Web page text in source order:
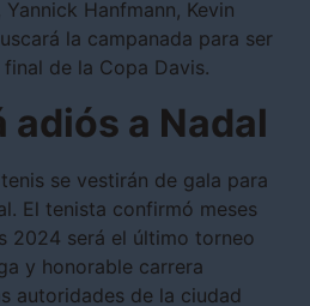
Hanfmann, Kevin
la campanada para ser
de la Copa Davis.
adiós a Nadal
se vestirán de gala para
El tenista confirmó meses
2024 será el último torneo
y honorable carrera
autoridades de la ciudad